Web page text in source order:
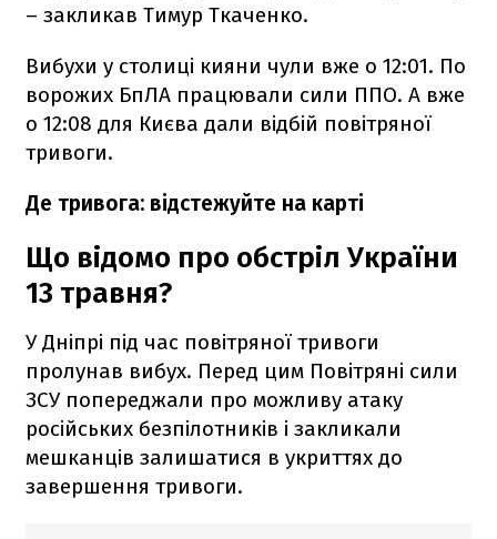
– закликав Тимур Ткаченко.
Вибухи у столиці кияни чули вже о 12:01. По
ворожих БпЛА працювали сили ППО. А вже
о 12:08 для Києва дали відбій повітряної
тривоги.
Де тривога: відстежуйте на карті
Що відомо про обстріл України
13 травня?
У Дніпрі під час повітряної тривоги
пролунав вибух. Перед цим Повітряні сили
ЗСУ попереджали про можливу атаку
російських безпілотників і закликали
мешканців залишатися в укриттях до
завершення тривоги.